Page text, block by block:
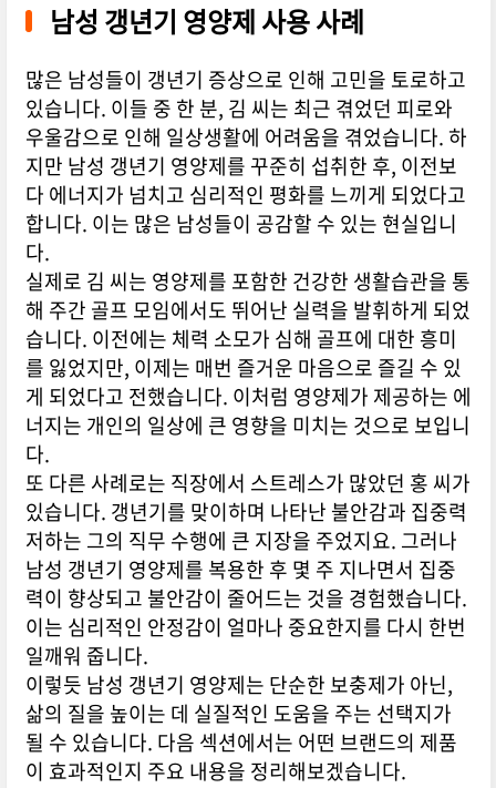
남성 갱년기 영양제 사용 사례
많은 남성들이 갱년기 증상으로 인해 고민을 토로하고
있습니다. 이들 중 한 분, 김 씨는 최근 겪었던 피로와
우울감으로 인해 일상생활에 어려움을 겪었습니다. 하
지만 남성 갱년기 영양제를 꾸준히 섭취한 후, 이전보
다 에너지가 넘치고 심리적인 평화를 느끼게 되었다고
합니다. 이는 많은 남성들이 공감할 수 있는 현실입니
다.
실제로 김 씨는 영양제를 포함한 건강한 생활습관을 통
해 주간 골프 모임에서도 뛰어난 실력을 발휘하게 되었
습니다. 이전에는 체력 소모가 심해 골프에 대한 흥미
를 잃었지만, 이제는 매번 즐거운 마음으로 즐길 수 있
게 되었다고 전했습니다. 이처럼 영양제가 제공하는 에
너지는 개인의 일상에 큰 영향을 미치는 것으로 보입니
다.
또 다른 사례로는 직장에서 스트레스가 많았던 홍 씨가
있습니다. 갱년기를 맞이하며 나타난 불안감과 집중력
저하는 그의 직무 수행에 큰 지장을 주었지요. 그러나
남성 갱년기 영양제를 복용한 후 몇 주 지나면서 집중
력이 향상되고 불안감이 줄어드는 것을 경험했습니다.
이는 심리적인 안정감이 얼마나 중요한지를 다시 한번
일깨워 줍니다.
이렇듯 남성 갱년기 영양제는 단순한 보충제가 아닌,
삶의 질을 높이는 데 실질적인 도움을 주는 선택지가
될 수 있습니다. 다음 섹션에서는 어떤 브랜드의 제품
이 효과적인지 주요 내용을 정리해보겠습니다.